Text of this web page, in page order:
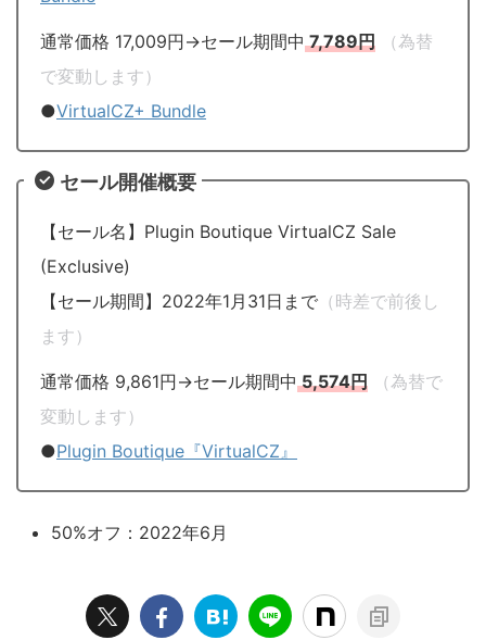
通常価格 17,009円→セール期間中7,789円
（為替
で変動します）
●VirtualCZ+ Bundle
セール開催概要
【セール名】Plugin Boutique VirtualCZ Sale
(Exclusive)
【セール期間】2022年1月31日まで （時差で前後し
ます）
通常価格 9,861円→セール期間中5,574円
（為替で
変動します）
●Plugin Boutique『VirtualCZ』
50%オフ：2022年6月